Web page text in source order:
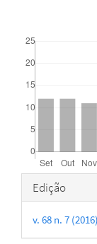
Detalhes
do
artigo
Edição
v. 68 n. 7